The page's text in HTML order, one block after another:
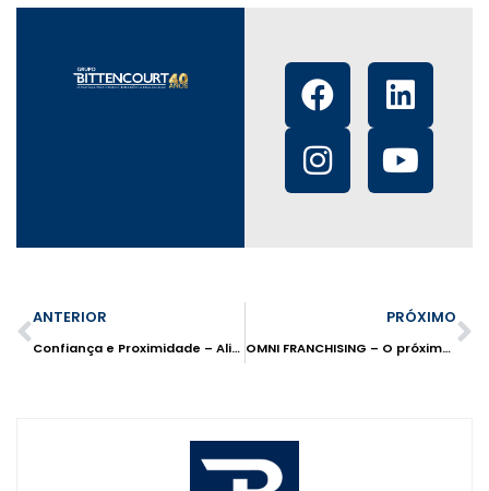
ANTERIOR
Confiança e Proximidade – Aliadas na gestão de conflitos nas redes de franquia
PRÓXIMO
OMNI FRANCHISING – O próximo passo para as redes de franquia